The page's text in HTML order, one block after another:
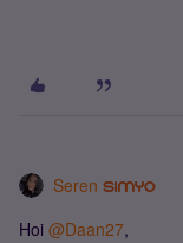
Seren
Hoi @Daan27,